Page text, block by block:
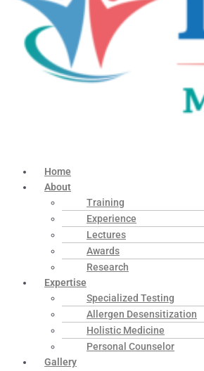
Home
About
Training
Experience
Lectures
Awards
Research
Expertise
Specialized Testing
Allergen Desensitization
Holistic Medicine
Personal Counselor
Gallery